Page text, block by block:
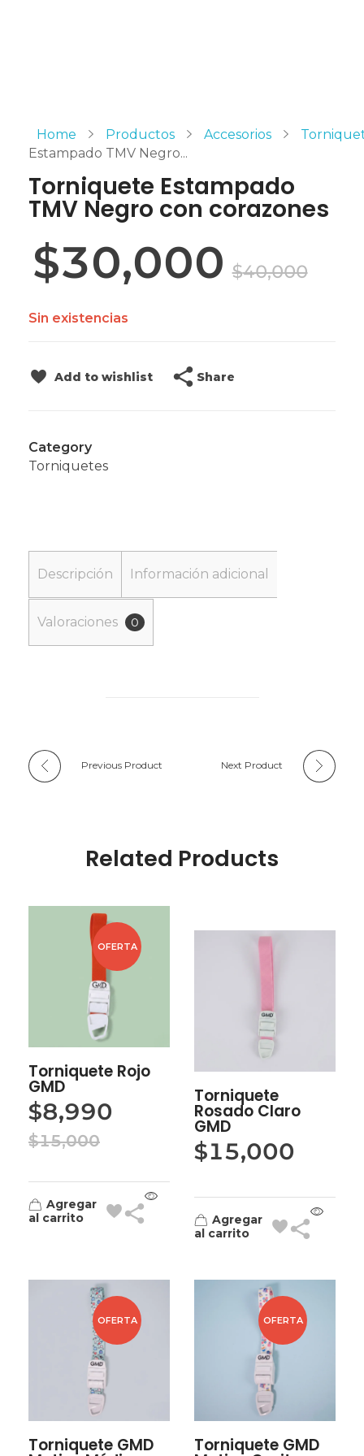
Home Productos Accesorios
Estampado TMV Negro...
Torniquete Estampado
TMV Negro con corazones
$30,000 $40,000
Sin existencias
Add to wishlist Share
Category
Torniquetes
Descripción Información adicional
Valoraciones 0
Previous Product Next Product
Related Products
OFERTA
Torniquete Rojo
GMD
$8,990
$15,000
Agregar
al carrito
Torniquete
Rosado Claro
GMD
$15,000
Agregar
al carrito
OFERTA
Torniquete GMD
OFERTA
Torniquete GMD